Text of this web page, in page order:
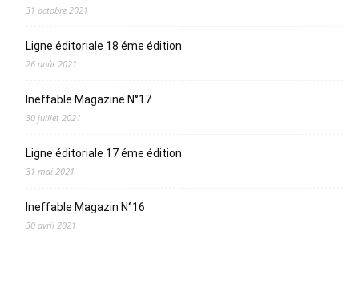
31 octobre 2021
Ligne éditoriale 18 éme édition
26 août 2021
Ineffable Magazine N°17
30 juillet 2021
Ligne éditoriale 17 éme édition
31 mai 2021
Ineffable Magazin N°16
30 avril 2021